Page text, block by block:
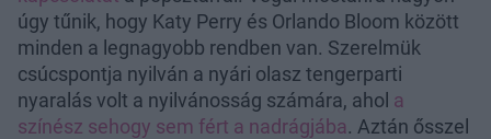
úgy tűnik, hogy Katy Perry és Orlando Bloom között
minden a legnagyobb rendben van. Szerelmük
csúcspontja nyilván a nyári olasz tengerparti
nyaralás volt a nyilvánosság számára, ahol a
színész sehogy sem fért a nadrágjába. Aztán ősszel